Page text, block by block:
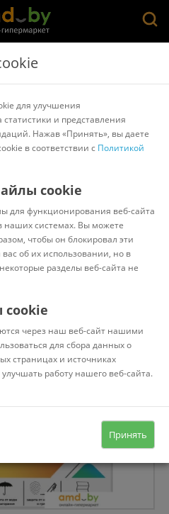
Расходные материалы для
> Гелеос
Гелеос A3 100 мкм
для улучшения
статистики и представления
Нажав «Принять», вы даете
в соответствии с Политикой
cookie
для функционирования веб-сайта
наших системах. Вы можете
чтобы он блокировал эти
об их использовании, но в
разделы веб-сайта не
через наш веб-сайт нашими
для сбора данных о
страницах и источниках
работу нашего веб-сайта.
Принять